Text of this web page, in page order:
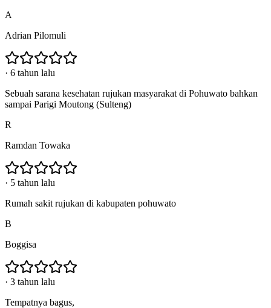
A
Adrian Pilomuli
· 6 tahun lalu
Sebuah sarana kesehatan rujukan masyarakat di Pohuwato bahkan
sampai Parigi Moutong (Sulteng)
R
Ramdan Towaka
· 5 tahun lalu
Rumah sakit rujukan di kabupaten pohuwato
B
Boggisa
· 3 tahun lalu
Tempatnya bagus,